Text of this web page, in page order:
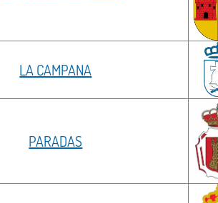
LA CAMPANA
PARADAS